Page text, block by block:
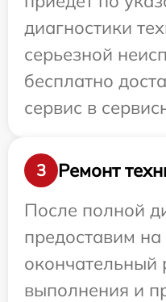
диагностики
серьезной
бесплатно
сервис в
3
Ремонт
После полной
предоставим
окончательный
выполнения и